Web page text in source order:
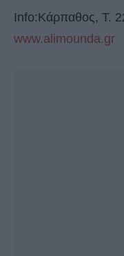
Info:Κάρπαθος, Τ.
www.alimounda.gr